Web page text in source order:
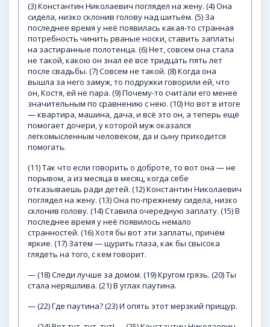
(3) Константин Николаевич поглядел на жену. (4) Она
сидела, низко склонив голову над шитьём. (5) За
последнее время у неё появилась какая-то странная
потребность чинить рваные носки, ставить заплаты
на застиранные полотенца. (6) Нет, совсем она стала
не такой, какою он знал её все тридцать пять лет
после свадьбы. (7) Совсем не такой. (8) Когда она
вышла за него замуж, то подружки говорили ей, что
он, Костя, ей не пара. (9) Почему-то считали его менее
значительным по сравнению с нею. (10) Но вот в итоге
— квартира, машина, дача, и всё это он, а теперь ещё
помогает дочери, у которой муж оказался
легкомысленным человеком, да и сыну приходится
помогать.
(11) Так что если говорить о доброте, то вот она — не
порывом, а из месяца в месяц, когда себе
отказываешь ради детей. (12) Константин Николаевич
поглядел на жену. (13) Она по-прежнему сидела, низко
склонив голову. (14) Ставила очередную заплату. (15) В
последнее время у неё появилось немало
странностей. (16) Хотя бы вот эти заплаты, причём
яркие. (17) Затем — щурить глаза, как бы свысока
глядеть на того, с кем говорит.
— (18) Следи лучше за домом. (19) Кругом грязь. (20) Ты
стала неряшлива. (21) В углах паутина.
— (22) Где паутина? (23) И опять этот мерзкий прищур.